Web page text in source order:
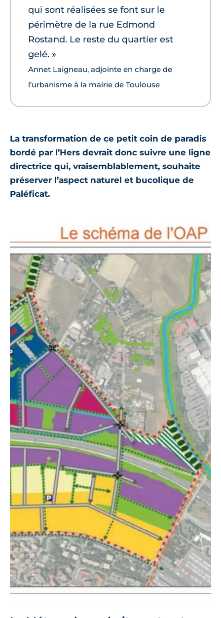
qui sont réalisées se font sur le
périmètre de la rue Edmond
Rostand. Le reste du quartier est
gelé. »
Annet Laigneau, adjointe en charge de
l’urbanisme à la mairie de Toulouse
La transformation de ce petit coin de paradis
bordé par l’Hers devrait donc suivre une ligne
directrice qui, vraisemblablement, souhaite
préserver l’aspect naturel et bucolique de
Paléficat.